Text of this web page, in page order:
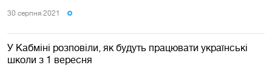
30 серпня 2021
У Кабміні розповіли, як будуть працювати українські
школи з 1 вересня